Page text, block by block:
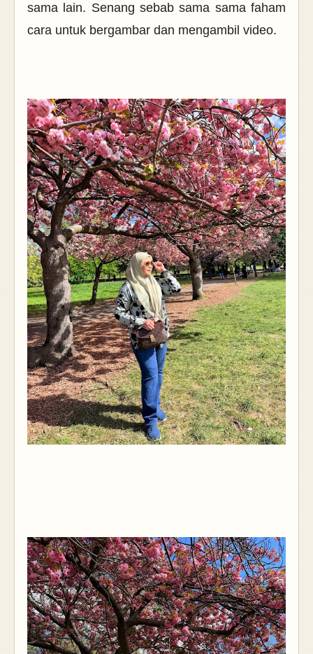
sama lain. Senang sebab sama sama faham
cara untuk bergambar dan mengambil video.